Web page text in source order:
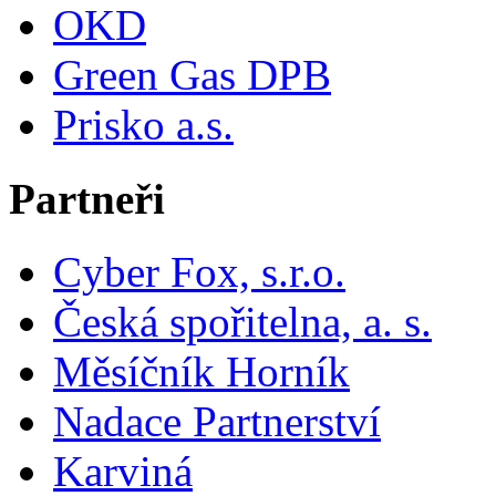
OKD
Green Gas DPB
Prisko a.s.
Partneři
Cyber Fox, s.r.o.
Česká spořitelna, a. s.
Měsíčník Horník
Nadace Partnerství
Karviná